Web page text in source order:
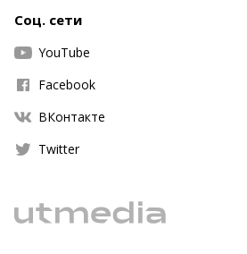
Соц. сети
YouTube
Facebook
ВКонтакте
Twitter